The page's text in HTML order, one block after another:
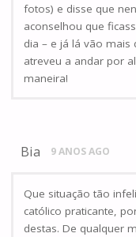
fotos) e disse que
aconselhou que
dia – e já lá vão mais
atreveu a andar por
maneira!
Bia 9 ANOS AGO
Que situação tão
católico praticante,
destas. De qualquer